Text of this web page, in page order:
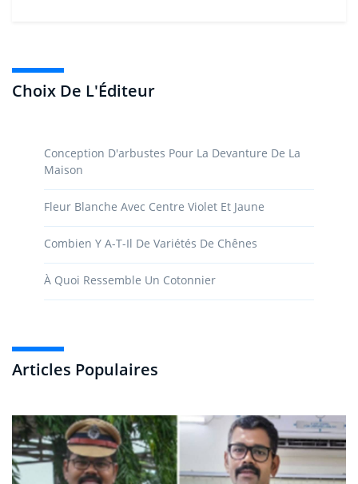
Choix De L'Éditeur
Conception D'arbustes Pour La Devanture De La
Maison
Fleur Blanche Avec Centre Violet Et Jaune
Combien Y A-T-Il De Variétés De Chênes
À Quoi Ressemble Un Cotonnier
Articles Populaires